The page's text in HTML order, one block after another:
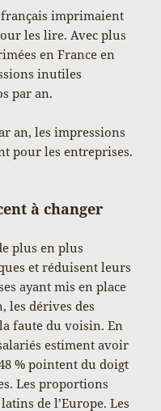
français imprimaient
les lire. Avec plus
en France en
inutiles
par an.
an, les impressions
pour les entreprises.
à changer
plus en plus
et réduisent leurs
ayant mis en place
les dérives des
faute du voisin. En
estiment avoir
% pointent du doigt
Les proportions
de l’Europe. Les